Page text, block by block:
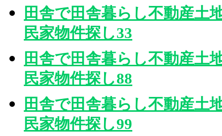
田舎で田舎暮らし不動産土
民家物件探し33
田舎で田舎暮らし不動産土
民家物件探し88
田舎で田舎暮らし不動産土
民家物件探し99